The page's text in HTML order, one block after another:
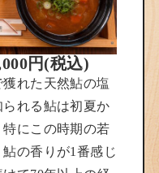
円(税込)
獲れた天然鮎の塩
れる鮎は初夏か
にこの時期の若
の香りが1番感じ